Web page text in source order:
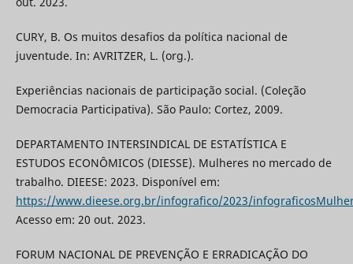
CURY, B. Os muitos desafios da política nacional de
juventude. In: AVRITZER, L. (org.).
Experiências nacionais de participação social. (Coleção
Democracia Participativa). São Paulo: Cortez, 2009.
DEPARTAMENTO INTERSINDICAL DE ESTATÍSTICA E
ESTUDOS ECONÔMICOS (DIESSE). Mulheres no mercado de
trabalho. DIEESE: 2023. Disponível em:
https://www.dieese.org.br/infografico/2023/
Acesso em: 20 out. 2023.
FORUM NACIONAL DE PREVENÇÃO E ERRADICAÇÃO DO